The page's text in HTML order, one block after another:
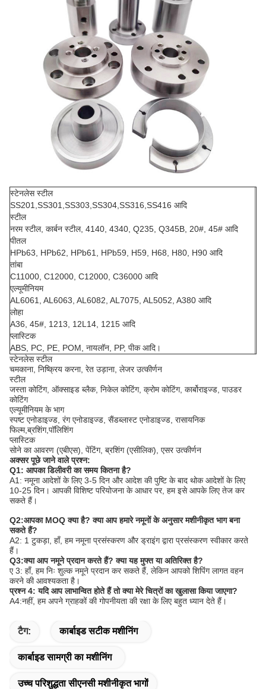
स्टेनलेस स्टील
SS201,SS301,SS303,SS304,SS316,SS416 आदि
स्टील
नरम स्टील, कार्बन स्टील, 4140, 4340, Q235, Q345B, 20#, 45# आदि
पीतल
HPb63, HPb62, HPb61, HPb59, H59, H68, H80, H90 आदि
तांबा
C11000, C12000, C12000, C36000 आदि
एल्यूमीनियम
AL6061, AL6063, AL6082, AL7075, AL5052, A380 आदि
लोहा
A36, 45#, 1213, 12L14, 1215 आदि
प्लास्टिक
ABS, PC, PE, POM, नायलॉन, PP, पीक आदि।
स्टेनलेस स्टील
चमकाना, निष्क्रिय करना, रेत उड़ाना, लेजर उत्कीर्णन
स्टील
जस्ता कोटिंग, ऑक्साइड ब्लैक, निकेल कोटिंग, क्रोम कोटिंग, कार्बोराइज्ड, पाउडर
कोटिंग
एल्यूमीनियम के भाग
स्पष्ट एनोडाइज्ड, रंग एनोडाइज्ड, सैंडब्लास्ट एनोडाइज्ड, रासायनिक
फिल्म,ब्रशिंग,पॉलिशिंग
प्लास्टिक
सोने का आवरण (एबीएस), पेंटिंग, ब्रशिंग (एसीलिक), एसर उत्कीर्णन
अक्सर पूछे जाने वाले प्रश्न:
Q1: आपका डिलीवरी का समय कितना है?
A1: नमूना आदेशों के लिए 3-5 दिन और आदेश की पुष्टि के बाद थोक आदेशों के लिए
10-25 दिन। आपकी विशिष्ट परियोजना के आधार पर, हम इसे आपके लिए तेज कर
सकते हैं।
Q2:आपका MOQ क्या है? क्या आप हमारे नमूनों के अनुसार मशीनीकृत भाग बना
सकते हैं?
A2: 1 टुकड़ा, हाँ, हम नमूना प्रसंस्करण और ड्राइंग द्वारा प्रसंस्करण स्वीकार करते
हैं।
Q3:क्या आप नमूने प्रदान करते हैं? क्या यह मुफ्त या अतिरिक्त है?
ए 3: हाँ, हम निः शुल्क नमूने प्रदान कर सकते हैं, लेकिन आपको शिपिंग लागत वहन
करने की आवश्यकता है।
प्रश्न 4: यदि आप लाभान्वित होते हैं तो क्या मेरे चित्रों का खुलासा किया जाएगा?
A4:नहीं, हम अपने ग्राहकों की गोपनीयता की रक्षा के लिए बहुत ध्यान देते हैं।
टैग: कार्बाइड सटीक मशीनिंग
कार्बाइड सामग्री का मशीनिंग
उच्च परिशुद्धता सीएनसी मशीनीकृत भागों